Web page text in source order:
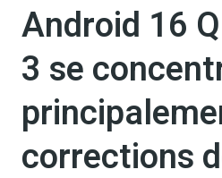
Android 16
3 se
corrections